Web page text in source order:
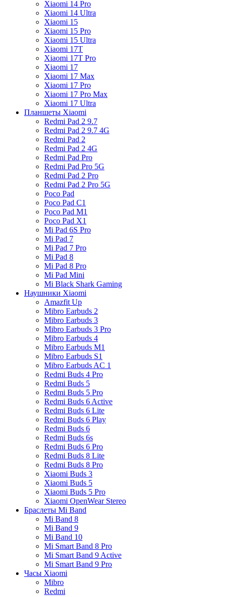
Xiaomi 14 Pro
Xiaomi 14 Ultra
Xiaomi 15
Xiaomi 15 Pro
Xiaomi 15 Ultra
Xiaomi 17T
Xiaomi 17T Pro
Xiaomi 17
Xiaomi 17 Max
Xiaomi 17 Pro
Xiaomi 17 Pro Max
Xiaomi 17 Ultra
Планшеты Xiaomi
Redmi Pad 2 9.7
Redmi Pad 2 9.7 4G
Redmi Pad 2
Redmi Pad 2 4G
Redmi Pad Pro
Redmi Pad Pro 5G
Redmi Pad 2 Pro
Redmi Pad 2 Pro 5G
Poco Pad
Poco Pad C1
Poco Pad M1
Poco Pad X1
Mi Pad 6S Pro
Mi Pad 7
Mi Pad 7 Pro
Mi Pad 8
Mi Pad 8 Pro
Mi Pad Mini
Mi Black Shark Gaming
Наушники Xiaomi
Amazfit Up
Mibro Earbuds 2
Mibro Earbuds 3
Mibro Earbuds 3 Pro
Mibro Earbuds 4
Mibro Earbuds M1
Mibro Earbuds S1
Mibro Earbuds AC 1
Redmi Buds 4 Pro
Redmi Buds 5
Redmi Buds 5 Pro
Redmi Buds 6 Active
Redmi Buds 6 Lite
Redmi Buds 6 Play
Redmi Buds 6
Redmi Buds 6s
Redmi Buds 6 Pro
Redmi Buds 8 Lite
Redmi Buds 8 Pro
Xiaomi Buds 3
Xiaomi Buds 5
Xiaomi Buds 5 Pro
Xiaomi OpenWear Stereo
Браслеты Mi Band
Mi Band 8
Mi Band 9
Mi Band 10
Mi Smart Band 8 Pro
Mi Smart Band 9 Active
Mi Smart Band 9 Pro
Часы Xiaomi
Mibro
Redmi